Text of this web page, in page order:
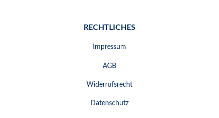
RECHTLICHES
Impressum
AGB
Widerrufsrecht
Datenschutz